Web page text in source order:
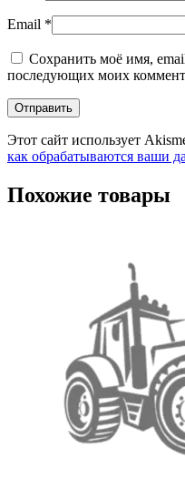
Email *
Сохранить моё имя,
последующих моих
Этот сайт использует
как обрабатываются ваши
Похожие товары